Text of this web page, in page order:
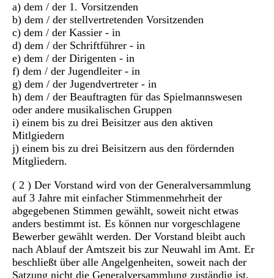
a) dem / der 1. Vorsitzenden
b) dem / der stellvertretenden Vorsitzenden
c) dem / der Kassier - in
d) dem / der Schriftführer - in
e) dem / der Dirigenten - in
f) dem / der Jugendleiter - in
g) dem / der Jugendvertreter - in
h) dem / der Beauftragten für das Spielmannswesen
oder andere musikalischen Gruppen
i) einem bis zu drei Beisitzer aus den aktiven
Mitlgiedern
j) einem bis zu drei Beisitzern aus den fördernden
Mitgliedern.
( 2 ) Der Vorstand wird von der Generalversammlung
auf 3 Jahre mit einfacher Stimmenmehrheit der
abgegebenen Stimmen gewählt, soweit nicht etwas
anders bestimmt ist. Es können nur vorgeschlagene
Bewerber gewählt werden. Der Vorstand bleibt auch
nach Ablauf der Amtszeit bis zur Neuwahl im Amt. Er
beschließt über alle Angelgenheiten, soweit nach der
Satzung nicht die Generalversammlung zuständig ist.